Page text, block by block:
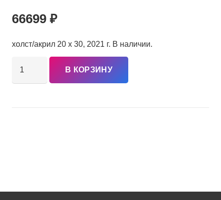
66699 ₽
холст/акрил 20 x 30, 2021 г. В наличии.
В КОРЗИНУ